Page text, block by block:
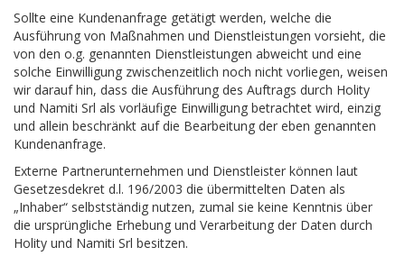
Sollte eine Kundenanfrage getätigt werden, welche die
Ausführung von Maßnahmen und Dienstleistungen vorsieht, die
von den o.g. genannten Dienstleistungen abweicht und eine
solche Einwilligung zwischenzeitlich noch nicht vorliegen, weisen
wir darauf hin, dass die Ausführung des Auftrags durch Holity
und Namiti Srl als vorläufige Einwilligung betrachtet wird, einzig
und allein beschränkt auf die Bearbeitung der eben genannten
Kundenanfrage.
Externe Partnerunternehmen und Dienstleister können laut
Gesetzesdekret d.l. 196/2003 die übermittelten Daten als
„Inhaber“ selbstständig nutzen, zumal sie keine Kenntnis über
die ursprüngliche Erhebung und Verarbeitung der Daten durch
Holity und Namiti Srl besitzen.